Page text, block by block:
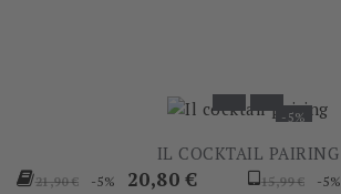
-5%
IL COCKTAIL PAIRING
Prezzo
21,90 € -5% Prezzo
20,80 €
Prezzo
15,99 € -5%